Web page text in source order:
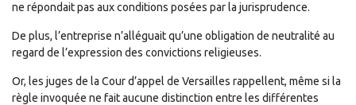
ne répondait pas aux conditions posées par la jurisprudence.
De plus, l’entreprise n’alléguait qu’une obligation de neutralité au
regard de l’expression des convictions religieuses.
Or, les juges de la Cour d’appel de Versailles rappellent, même si la
règle invoquée ne fait aucune distinction entre les différentes